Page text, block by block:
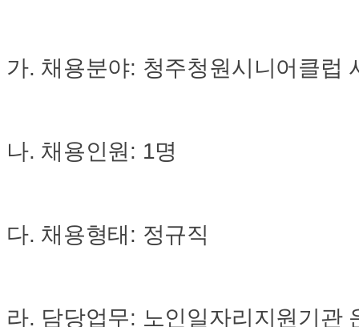
가. 채용분야: 청주청원시니어클럽
나. 채용인원: 1명
다. 채용형태: 정규직
라. 담당업무: 노인일자리지원기관